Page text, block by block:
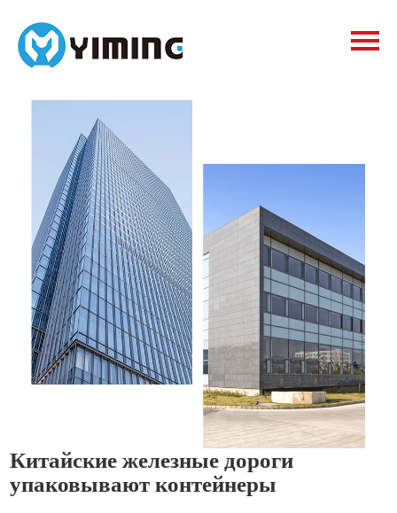
Tags
видео
Китайские железные дороги
упаковывают контейнеры